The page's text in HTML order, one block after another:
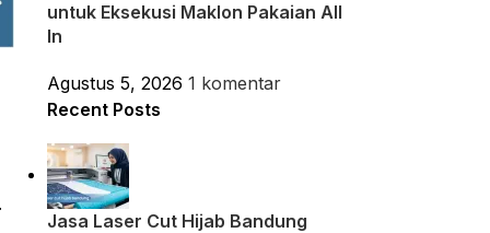
untuk Eksekusi Maklon Pakaian All
In
Agustus 5, 2026 1 komentar
Recent Posts
Jasa Laser Cut Hijab Bandung